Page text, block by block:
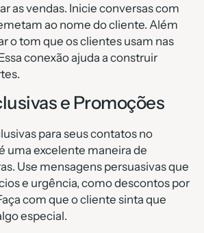
as vendas. Inicie conversas com
ao nome do cliente. Além
o tom que os clientes usam nas
conexão ajuda a construir
e Promoções
para seus contatos no
uma excelente maneira de
Use mensagens persuasivas que
e urgência, como descontos por
com que o cliente sinta que
especial.